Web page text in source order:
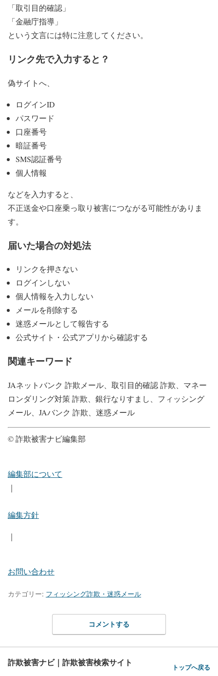
「取引目的確認」
「金融庁指導」
という文言には特に注意してください。
リンク先で入力すると？
偽サイトへ、
ログインID
パスワード
口座番号
暗証番号
SMS認証番号
個人情報
などを入力すると、
不正送金や口座乗っ取り被害につながる可能性がありま
す。
届いた場合の対処法
リンクを押さない
ログインしない
個人情報を入力しない
メールを削除する
迷惑メールとして報告する
公式サイト・公式アプリから確認する
関連キーワード
JAネットバンク 詐欺メール、取引目的確認 詐欺、マネー
ロンダリング対策 詐欺、銀行なりすまし、フィッシング
メール、JAバンク 詐欺、迷惑メール
© 詐欺被害ナビ編集部
編集部について
｜
編集方針
｜
お問い合わせ
カテゴリー: フィッシング詐欺・迷惑メール
コメントする
詐欺被害ナビ｜詐欺被害検索サイト トップへ戻る